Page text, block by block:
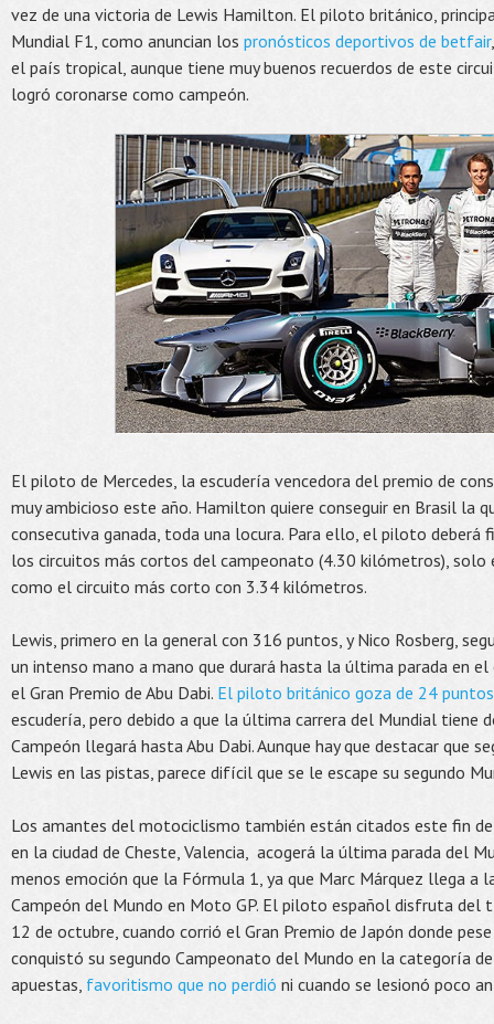
vez de una victoria de Lewis Hamilton. El piloto británico,
Mundial F1, como anuncian los pronósticos deportivos de betfair
el país tropical, aunque tiene muy buenos recuerdos de este
logró coronarse como campeón.
El piloto de Mercedes, la escudería vencedora del premio de
muy ambicioso este año. Hamilton quiere conseguir en Brasil la
consecutiva ganada, toda una locura. Para ello, el piloto deberá
los circuitos más cortos del campeonato (4.30 kilómetros), solo
como el circuito más corto con 3.34 kilómetros.
Lewis, primero en la general con 316 puntos, y Nico Rosberg,
un intenso mano a mano que durará hasta la última parada en
el Gran Premio de Abu Dabi. El piloto británico goza de 24
escudería, pero debido a que la última carrera del Mundial tiene
Campeón llegará hasta Abu Dabi. Aunque hay que destacar que
Lewis en las pistas, parece difícil que se le escape su segundo
Los amantes del motociclismo también están citados este fin
en la ciudad de Cheste, Valencia, acogerá la última parada del
menos emoción que la Fórmula 1, ya que Marc Márquez llega a
Campeón del Mundo en Moto GP. El piloto español disfruta del
12 de octubre, cuando corrió el Gran Premio de Japón donde
conquistó su segundo Campeonato del Mundo en la categoría
apuestas, favoritismo que no perdió ni cuando se lesionó poco